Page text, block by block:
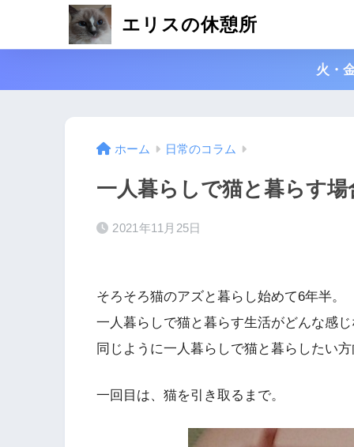
エリスの休憩所
火・
ホーム 日常のコラム
一人暮らしで猫と暮らす場
2021年11月25日
そろそろ猫のアズと暮らし始めて6年半。
一人暮らしで猫と暮らす生活がどんな感
同じように一人暮らしで猫と暮らしたい
一回目は、猫を引き取るまで。